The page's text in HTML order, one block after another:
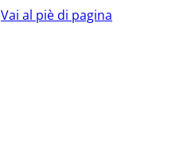
Vai al piè di pagina